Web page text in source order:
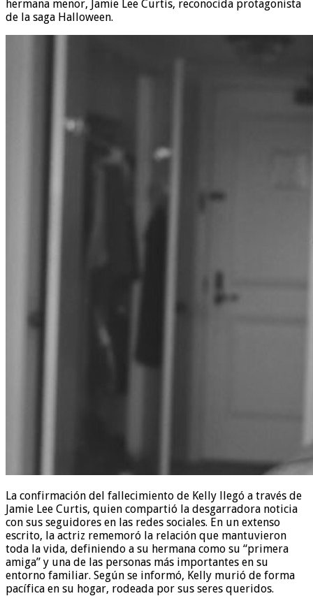
hermana menor, Jamie Lee Curtis, reconocida protagonista
de la saga Halloween.
La confirmación del fallecimiento de Kelly llegó a través de
Jamie Lee Curtis, quien compartió la desgarradora noticia
con sus seguidores en las redes sociales. En un extenso
escrito, la actriz rememoró la relación que mantuvieron
toda la vida, definiendo a su hermana como su “primera
amiga” y una de las personas más importantes en su
entorno familiar. Según se informó, Kelly murió de forma
pacífica en su hogar, rodeada por sus seres queridos.